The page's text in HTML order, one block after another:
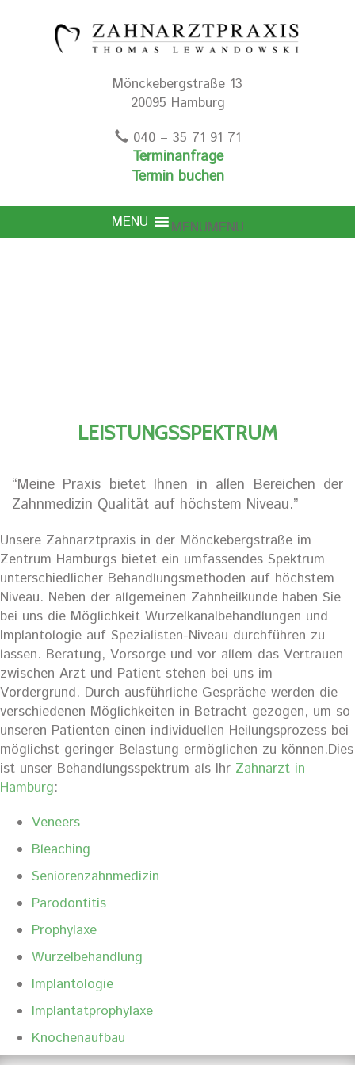
Mönckebergstraße 13
20095 Hamburg
040 – 35 71 91 71
Terminanfrage
Termin buchen
MENUMENU
LEISTUNGSSPEKTRUM
“Meine Praxis bietet Ihnen in allen Bereichen der
Zahnmedizin Qualität auf höchstem Niveau.”
Unsere Zahnarztpraxis in der Mönckebergstraße im
Zentrum Hamburgs bietet ein umfassendes Spektrum
unterschiedlicher Behandlungsmethoden auf höchstem
Niveau. Neben der allgemeinen Zahnheilkunde haben Sie
bei uns die Möglichkeit Wurzelkanalbehandlungen und
Implantologie auf Spezialisten-Niveau durchführen zu
lassen. Beratung, Vorsorge und vor allem das Vertrauen
zwischen Arzt und Patient stehen bei uns im
Vordergrund. Durch ausführliche Gespräche werden die
verschiedenen Möglichkeiten in Betracht gezogen, um so
unseren Patienten einen individuellen Heilungsprozess bei
möglichst geringer Belastung ermöglichen zu können.Dies
ist unser Behandlungsspektrum als Ihr Zahnarzt in
Hamburg:
Veneers
Bleaching
Seniorenzahnmedizin
Parodontitis
Prophylaxe
Wurzelbehandlung
Implantologie
Implantatprophylaxe
Knochenaufbau